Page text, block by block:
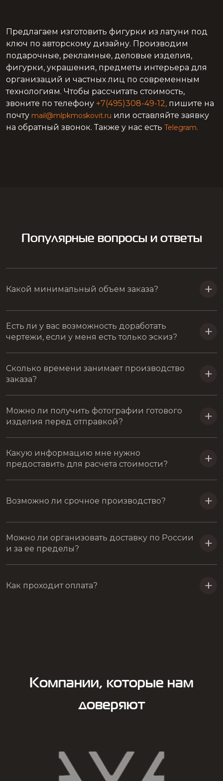
статуэтки из латуни янтаря
сувениры и подарки латунь янтарь
скульптурная композиция латунь янтарь
курительные принадлежности янтарь
визитница латунь янтарь
фигурки из янтаря
фигурка дракон янтарь
Предлагаем изготовить фигурки из латуни под
ключ по авторскому дизайну. Производим
подарочные, рекламные, деловые изделия,
фигурки, украшения, предметы интерьера для
организаций и частных лиц по современным
технологиям. Чтобы рассчитать стоимость,
звоните по телефону +7(495)308-49-12, пишите на
почту mail@mlpkmoskovit.ru или оставляйте заявку
на обратный звонок. Также у нас есть Telegram.
Популярные вопросы и ответы
Какой минимальный объем заказа?
Есть ли у вас возможность доработать
чертежи, если у меня есть только эскиз?
Сколько времени занимает производство
заказа?
Можно ли получить фотографии готового
изделия перед отправкой?
Какую информацию мне нужно
предоставить для расчета стоимости?
Возможно ли срочное производство?
Можно ли организовать доставку по России
и за ее пределы?
Как проходит оплата?
Компании, которые нам
доверяют